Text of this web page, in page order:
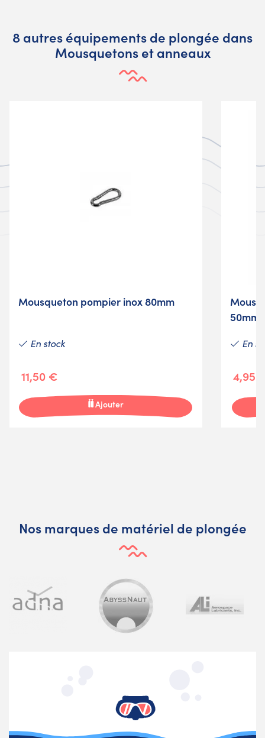
8 autres équipements de plongée dans
Mousquetons et anneaux
Mousqueton pompier inox 80mm
En stock
11,50 €
Ajouter
50mm
En
4,95
Nos marques de matériel de plongée